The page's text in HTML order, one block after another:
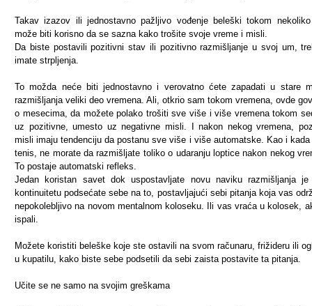
Takav izazov ili jednostavno pažljivo vođenje beleški tokom
može biti korisno da se sazna kako trošite svoje vreme i misli.
Da biste postavili pozitivni stav ili pozitivno razmišljanje u svoj um,
imate strpljenja.
To možda neće biti jednostavno i verovatno ćete zapadati u stare
razmišljanja veliki deo vremena. Ali, otkrio sam tokom vremena, ovde
o mesecima, da možete polako trošiti sve više i više vremena tokom
uz pozitivne, umesto uz negativne misli. I nakon nekog vremena,
misli imaju tendenciju da postanu sve više i više automatske. Kao i kada
tenis, ne morate da razmišljate toliko o udaranju loptice nakon nekog
To postaje automatski refleks.
Jedan koristan savet dok uspostavljate novu naviku razmišljanja
kontinuitetu podsećate sebe na to, postavljajući sebi pitanja koja vas
nepokolebljivo na novom mentalnom koloseku. Ili vas vraća u kolosek,
ispali.
Možete koristiti beleške koje ste ostavili na svom računaru, frižideru ili
u kupatilu, kako biste sebe podsetili da sebi zaista postavite ta pitanja.
Učite se ne samo na svojim greškama